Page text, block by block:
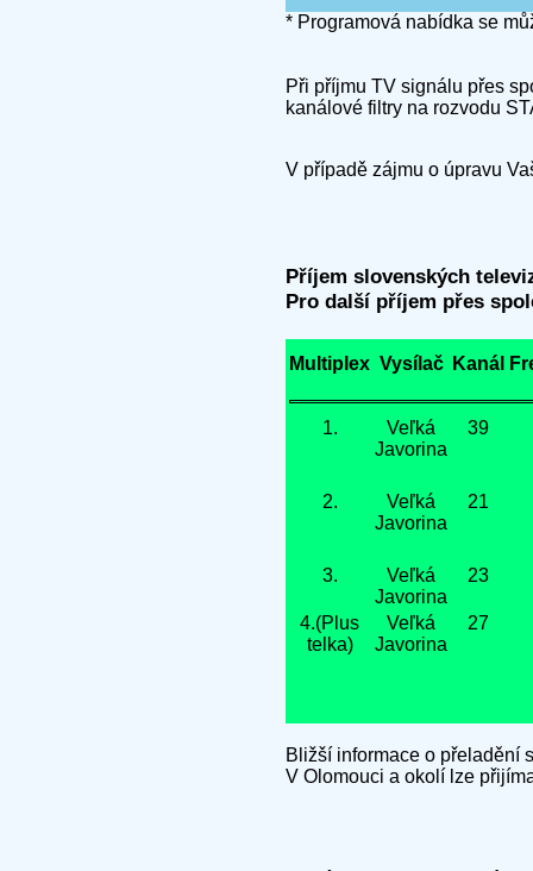
* Programová nabídka se
Při příjmu TV signálu přes
kanálové filtry na rozvodu
V případě zájmu o úpravu
Příjem slovenských
Pro další příjem přes
Multiplex Vysílač Kanál
1.
Veľká
Javorina
39
2.
Veľká
Javorina
21
3.
Veľká
Javorina
23
4.(Plus
telka)
Veľká
Javorina
27
Bližší informace o přeladění
V Olomouci a okolí lze